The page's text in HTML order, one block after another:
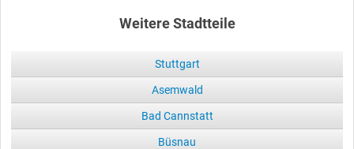
Weitere Stadtteile
Stuttgart
Asemwald
Bad Cannstatt
Büsnau